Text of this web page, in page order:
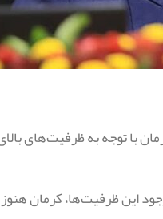
با توجه به ظرفیت‌های
کرد: با وجود این ظرفیت‌ها،